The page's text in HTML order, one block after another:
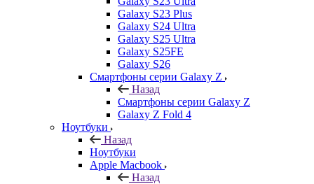
Galaxy S23 Plus
Galaxy S24 Ultra
Galaxy S25 Ultra
Galaxy S25FE
Galaxy S26
Смартфоны серии Galaxy Z
Назад
Смартфоны серии Galaxy Z
Galaxy Z Fold 4
Ноутбуки
Назад
Ноутбуки
Apple Macbook
Назад